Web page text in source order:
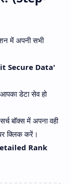
में अपनी सभी
Secure Data'
डेटा सेव हो
सर्च बॉक्स में अपना वही
क्लिक करें।
Rank